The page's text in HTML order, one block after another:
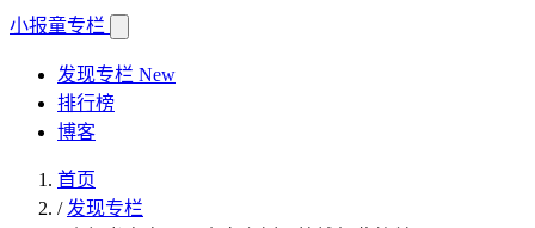
小报童专栏
发现专栏 New
排行榜
博客
首页
/ 发现专栏